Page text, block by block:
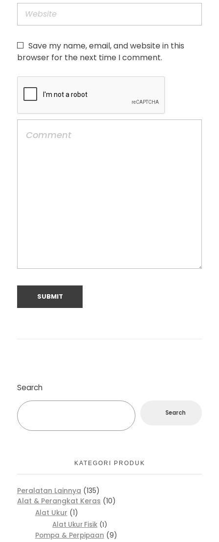
Save my name, email, and website in this
browser for the next time I comment.
Search
Search
KATEGORI PRODUK
Peralatan Lainnya 135
Alat & Perangkat Keras 10
Alat Ukur
1
Alat Ukur Fisik 1
Pompa & Perpipaan
9